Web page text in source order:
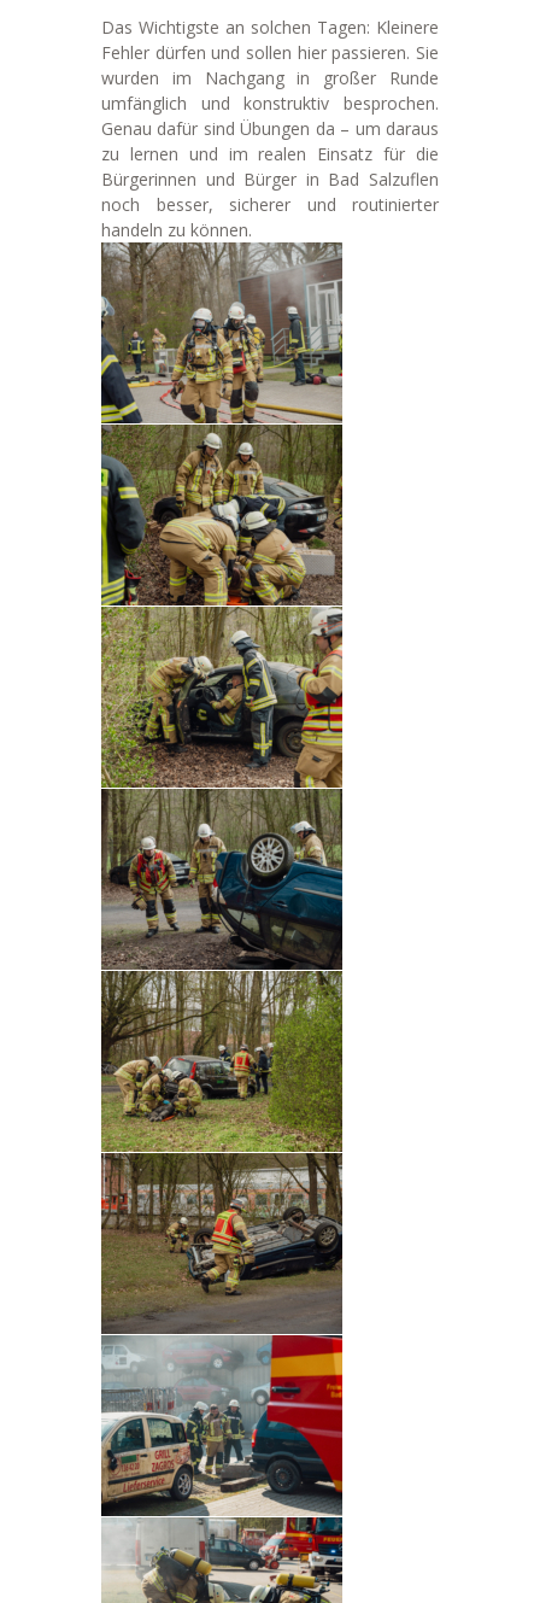
Das Wichtigste an solchen Tagen: Kleinere
Fehler dürfen und sollen hier passieren. Sie
wurden im Nachgang in großer Runde
umfänglich und konstruktiv besprochen.
Genau dafür sind Übungen da – um daraus
zu lernen und im realen Einsatz für die
Bürgerinnen und Bürger in Bad Salzuflen
noch besser, sicherer und routinierter
handeln zu können.